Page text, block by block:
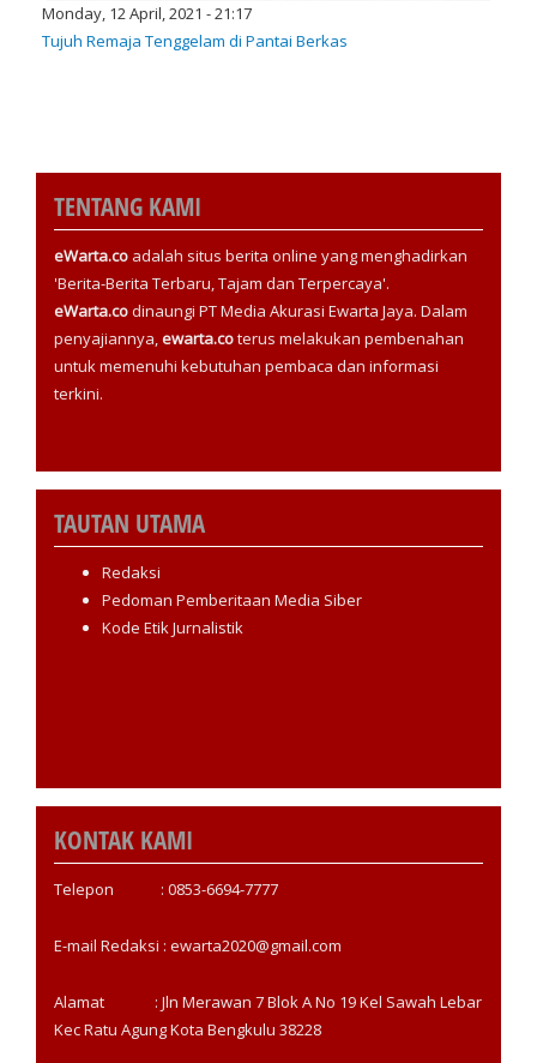
Monday, 12 April, 2021 - 21:17
Tujuh Remaja Tenggelam di Pantai Berkas
TENTANG KAMI
eWarta.co adalah situs berita online yang menghadirkan
'Berita-Berita Terbaru, Tajam dan Terpercaya'.
eWarta.codinaungi PT Media Akurasi Ewarta Jaya. Dalam
penyajiannya,ewarta.coterus melakukan pembenahan
untuk memenuhi kebutuhan pembaca dan informasi
terkini.
TAUTAN UTAMA
Redaksi
Pedoman Pemberitaan Media Siber
Kode Etik Jurnalistik
KONTAK KAMI
Telepon : 0853-6694-7777
E-mail Redaksi : ewarta2020@gmail.com
Alamat : Jln Merawan 7 Blok A No 19 Kel Sawah Lebar
Kec Ratu Agung Kota Bengkulu 38228